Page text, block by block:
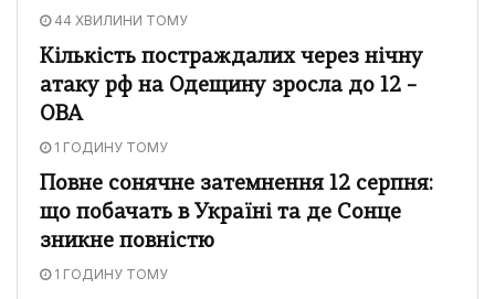
44 ХВИЛИНИ ТОМУ
Кількість постраждалих через нічну
атаку рф на Одещину зросла до 12 –
ОВА
1 ГОДИНУ ТОМУ
Повне сонячне затемнення 12 серпня:
що побачать в Україні та де Сонце
зникне повністю
1 ГОДИНУ ТОМУ